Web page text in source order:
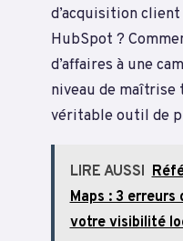
d’acquisition
HubSpot ?
d’affaires à une
niveau de maîtrise
véritable outil de
LIRE AUSSI
Maps : 3
votre visibilité